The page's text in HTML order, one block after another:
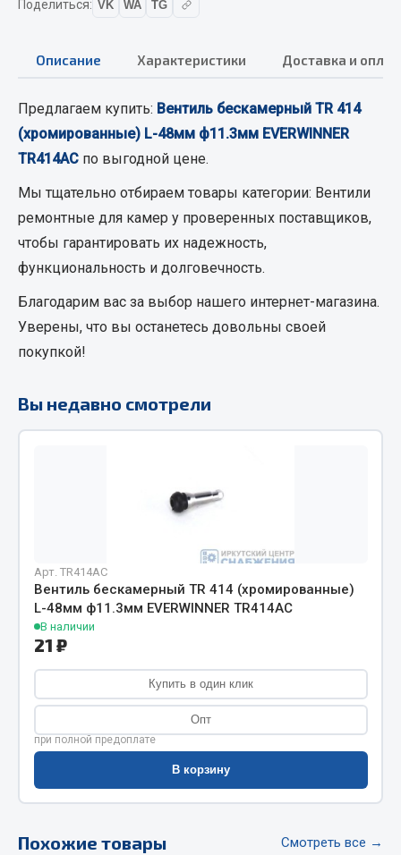
Пробки
Хомуты
Показать ещё
Весь раздел
Соединительные элементы
Camozzi
Адаптеры и переходники
Тройники
Фитинги
Автомобильный инструмент
Измерительный инструмент
Крепежный инструмент
Силовое оборудование
Слесарный инструмент
Столярный инструмент
Показать ещё
Весь раздел
Поделиться: VK WA TG
Описание Характеристики Доставка и
Предлагаем купить: Вентиль бескамерный TR 414
(хромированные) L-48мм ф11.3мм EVERWINNER
TR414AC по выгодной цене.
Мы тщательно отбираем товары категории: Вентили
ремонтные для камер у проверенных поставщиков,
чтобы гарантировать их надежность,
функциональность и долговечность.
Благодарим вас за выбор нашего интернет-магазина.
Уверены, что вы останетесь довольны своей
покупкой!
Вы недавно смотрели
Арт. TR414AC
Вентиль бескамерный TR 414 (хромированные)
L-48мм ф11.3мм EVERWINNER TR414AC
В наличии
21 ₽
Купить в один клик
Опт
при полной предоплате
В корзину
Похожие товары Смотреть все →